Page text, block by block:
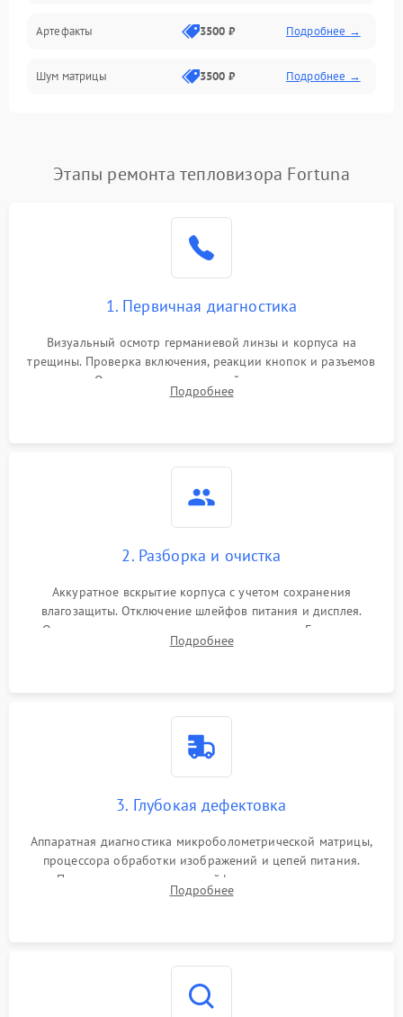
Матрица
Проблемы питания
Сбои коммуникаций и интерфейсов
Экран (дисплей)
Артефакты 3500 ₽ Подробнее →
Шум матрицы 3500 ₽ Подробнее →
Этапы ремонта тепловизора Fortuna
1. Первичная диагностика
Визуальный осмотр германиевой линзы и корпуса на
трещины. Проверка включения, реакции кнопок и разъемов
зарядки. Оценка вывода тепловой сигнатуры на экран,
проверка базовых функций и считывание системных
Подробнее
2. Разборка и очистка
Аккуратное вскрытие корпуса с учетом сохранения
влагозащиты. Отключение шлейфов питания и дисплея.
Очистка внутренних плат от окислов и пыли. Бережная
обработка германиевого объектива специализированными
Подробнее
3. Глубокая дефектовка
Аппаратная диагностика микроболометрической матрицы,
процессора обработки изображений и цепей питания.
Проверка целостности шлейфов, модуля памяти и
интерфейсов связи. Выявление сгоревших SMD-компонентов
Подробнее